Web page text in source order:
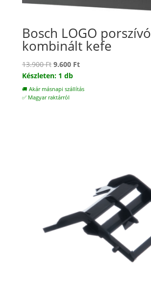
Bosch LOGO porszívó
kombinált kefe
13.900Ft Original
price
was:
13.900 Ft.
9.600 FtCurrent
is:
Készleten: 1 db
🚚 Akár másnapi szállítás
✅ Magyar raktárról